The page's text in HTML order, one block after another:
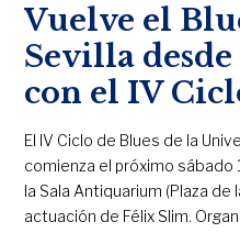
Vuelve el
Sevilla desde
con el IV
El IV Ciclo de Blues de la
comienza el próximo sábado
la Sala Antiquarium (Plaza de
actuación de Félix Slim.